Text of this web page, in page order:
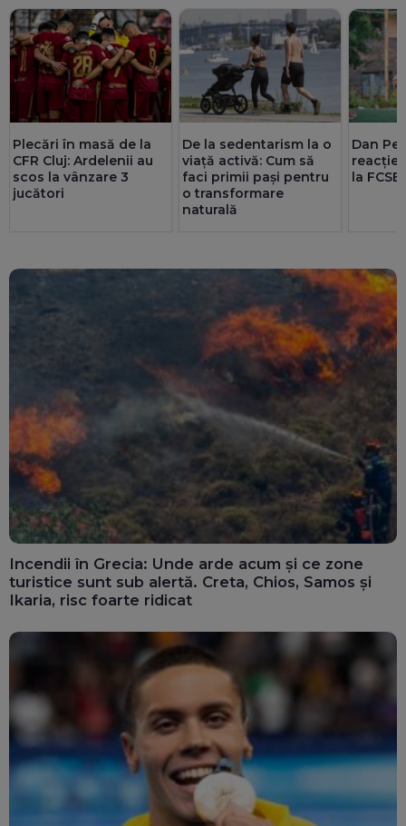
Plecări în masă de la
CFR Cluj: Ardelenii au
scos la vânzare 3
jucători
De la sedentarism la o
viață activă: Cum să
faci primii pași pentru
o transformare
naturală
Dan
reacție
la FCSB
Incendii în Grecia: Unde arde acum și ce zone
turistice sunt sub alertă. Creta, Chios, Samos și
Ikaria, risc foarte ridicat